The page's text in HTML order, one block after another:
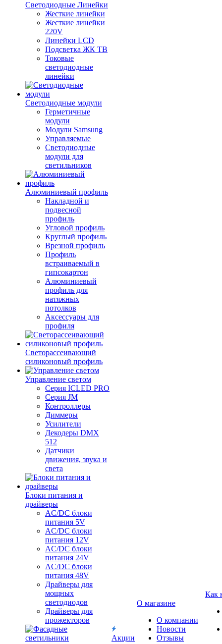
Светодиодные Линейки
Жесткие линейки
Жесткие линейки
220V
Линейки LCD
Подсветка ЖК ТВ
Токовые
светодиодные
линейки
Светодиодные модули
Герметичные
модули
Модули Samsung
Управляемые
Светодиодные
модули для
светильников
Алюминиевый профиль
Накладной и
подвесной
профиль
Угловой профиль
Круглый профиль
Врезной профиль
Профиль
встраиваемый в
гипсокартон
Алюминиевый
профиль для
натяжных
потолков
Аксессуары для
профиля
Светорассеивающий
силиконовый профиль
Управление светом
Серия ICLED PRO
Серия JM
Контроллеры
Диммеры
Усилители
Декодеры DMX
512
Датчики
движения, звука и
света
Блоки питания и
драйверы
AC/DC блоки
питания 5V
AC/DC блоки
питания 12V
AC/DC блоки
питания 24V
AC/DC блоки
питания 48V
Драйверы для
мощных
светодиодов
Драйверы для
прожекторов
Акции
О магазине
О компании
Новости
Отзывы
Как